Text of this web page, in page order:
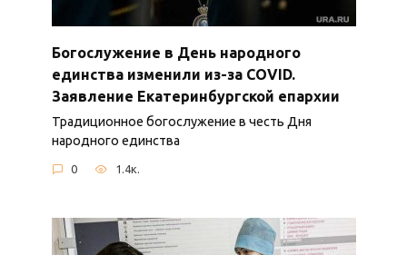
Богослужение в День народного
единства изменили из-за COVID.
Заявление Екатеринбургской епархии
Традиционное богослужение в честь Дня
народного единства
0 1.4к.